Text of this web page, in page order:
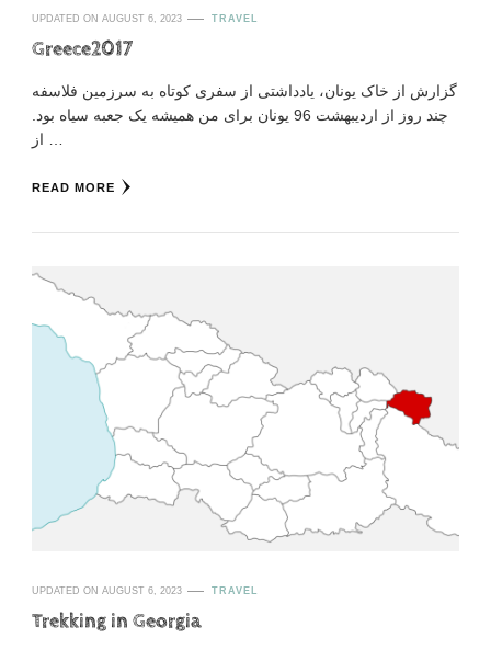
UPDATED ON AUGUST 6, 2023 TRAVEL
Greece2017
گزارش از خاک یونان، یادداشتی از سفری کوتاه به سرزمین فلاسفه
چند روز از اردیبهشت 96 یونان برای من همیشه یک جعبه سیاه بود.
READ MORE
UPDATED ON AUGUST 6, 2023 TRAVEL
Trekking in Georgia